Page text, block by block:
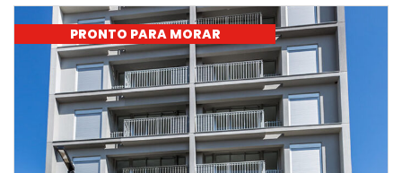
PRONTO PARA MORAR